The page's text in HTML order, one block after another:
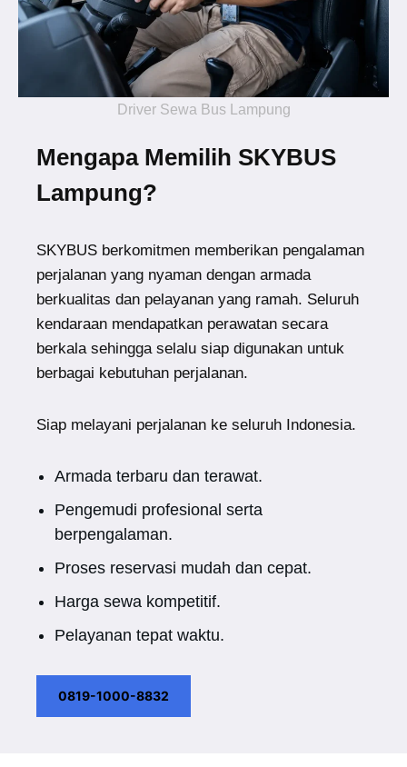
Driver Sewa Bus Lampung
Mengapa Memilih SKYBUS
Lampung?
SKYBUS berkomitmen memberikan pengalaman
perjalanan yang nyaman dengan armada
berkualitas dan pelayanan yang ramah. Seluruh
kendaraan mendapatkan perawatan secara
berkala sehingga selalu siap digunakan untuk
berbagai kebutuhan perjalanan.
Siap melayani perjalanan ke seluruh Indonesia.
Armada terbaru dan terawat.
Pengemudi profesional serta
berpengalaman.
Proses reservasi mudah dan cepat.
Harga sewa kompetitif.
Pelayanan tepat waktu.
0819-1000-8832